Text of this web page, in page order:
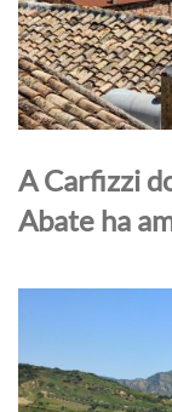
A Carfizzi
Abate ha